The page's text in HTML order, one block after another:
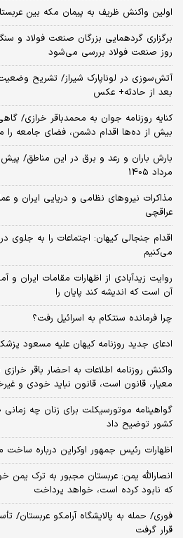
اولین واکنش ظریف به پیمان مکه بین
برگزاری گردهمایی بزرگان صنعت فولاد و
روز صنعت فولاد بررسی می‌شود
آتش‌سوزی در لوناپارک شیراز/ تشریح
بعد از حادثه+ عکس
کنایه روزنامه جوان به محمدباقر خرازی/
بیش از ده‌ها اقدام دشمن، فضای جامعه را
مرداد 1405
مذاکرات نیروهای نظامی و دریایی ایران و
عراقچی
اقدام جنجالی کیهان: اجتماعات را به جلوی
می‌کنیم
روایت زیدآبادی از اظهارات مقامات ایران و
آن است که اندیشه کند پایان را
چرا فرمانده سنتکام به اسرائیل رفت؟
ادعای جدید روزنامه کیهان علیه مسعود
واکنش روزنامه اطلاعات به احضار باقر
معیار، قانون است، قانون نباید خودی و
گواهینامه موتورسیکلت برای زنان چه
کشور توضیح داد
اظهارات رئیس جمهور اوکراین درباره
انصارالله یمن: عربستان مجبور به ترک
که نابود کرده است، خواهد پرداخت
فوری/ حمله به پالایشگاه آرامکو
قرار گرفت